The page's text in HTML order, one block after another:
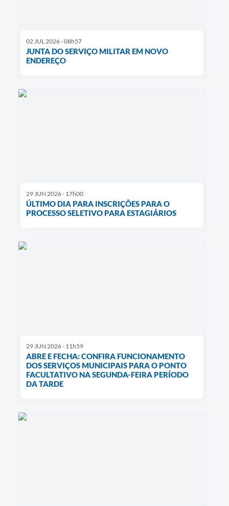
02 JUL 2026 - 08h57
JUNTA DO SERVIÇO MILITAR EM NOVO
ENDEREÇO
29 JUN 2026 - 17h00
ÚLTIMO DIA PARA INSCRIÇÕES PARA O
PROCESSO SELETIVO PARA ESTAGIÁRIOS
29 JUN 2026 - 11h59
ABRE E FECHA: CONFIRA FUNCIONAMENTO
DOS SERVIÇOS MUNICIPAIS PARA O PONTO
FACULTATIVO NA SEGUNDA-FEIRA PERÍODO
DA TARDE